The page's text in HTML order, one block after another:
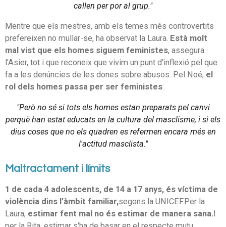
callen per por al grup."
Mentre que els mestres, amb els temes més controvertits
prefereixen no mullar-se, ha observat la Laura. Està molt
mal vist que els homes siguem feministes, assegura
l'Asier, tot i que reconeix que vivim un punt d'inflexió pel que
fa a les denúncies de les dones sobre abusos. Pel Noé, el
rol dels homes passa per ser feministes:
"Però no sé si tots els homes estan preparats pel canvi
perquè han estat educats en la cultura del masclisme, i si els
dius coses que no els quadren es refermen encara més en
l'actitud masclista."
Maltractament i límits
1 de cada 4 adolescents, de 14 a 17 anys, és víctima de
violència dins l’àmbit familiar,segons la UNICEF.Per la
Laura, estimar fent mal no és estimar de manera sana.